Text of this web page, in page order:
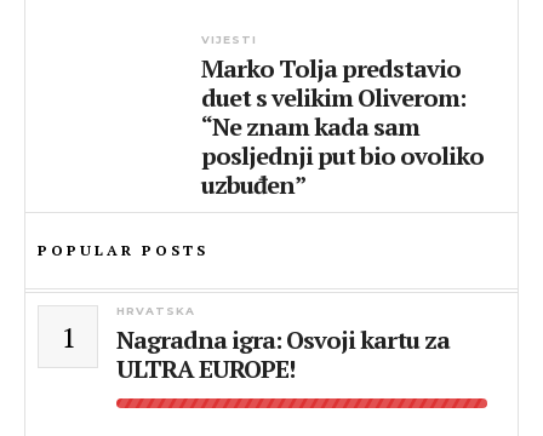
VIJESTI
Marko Tolja predstavio
duet s velikim Oliverom:
“Ne znam kada sam
posljednji put bio ovoliko
uzbuđen”
POPULAR POSTS
1
HRVATSKA
Nagradna igra: Osvoji kartu za
ULTRA EUROPE!